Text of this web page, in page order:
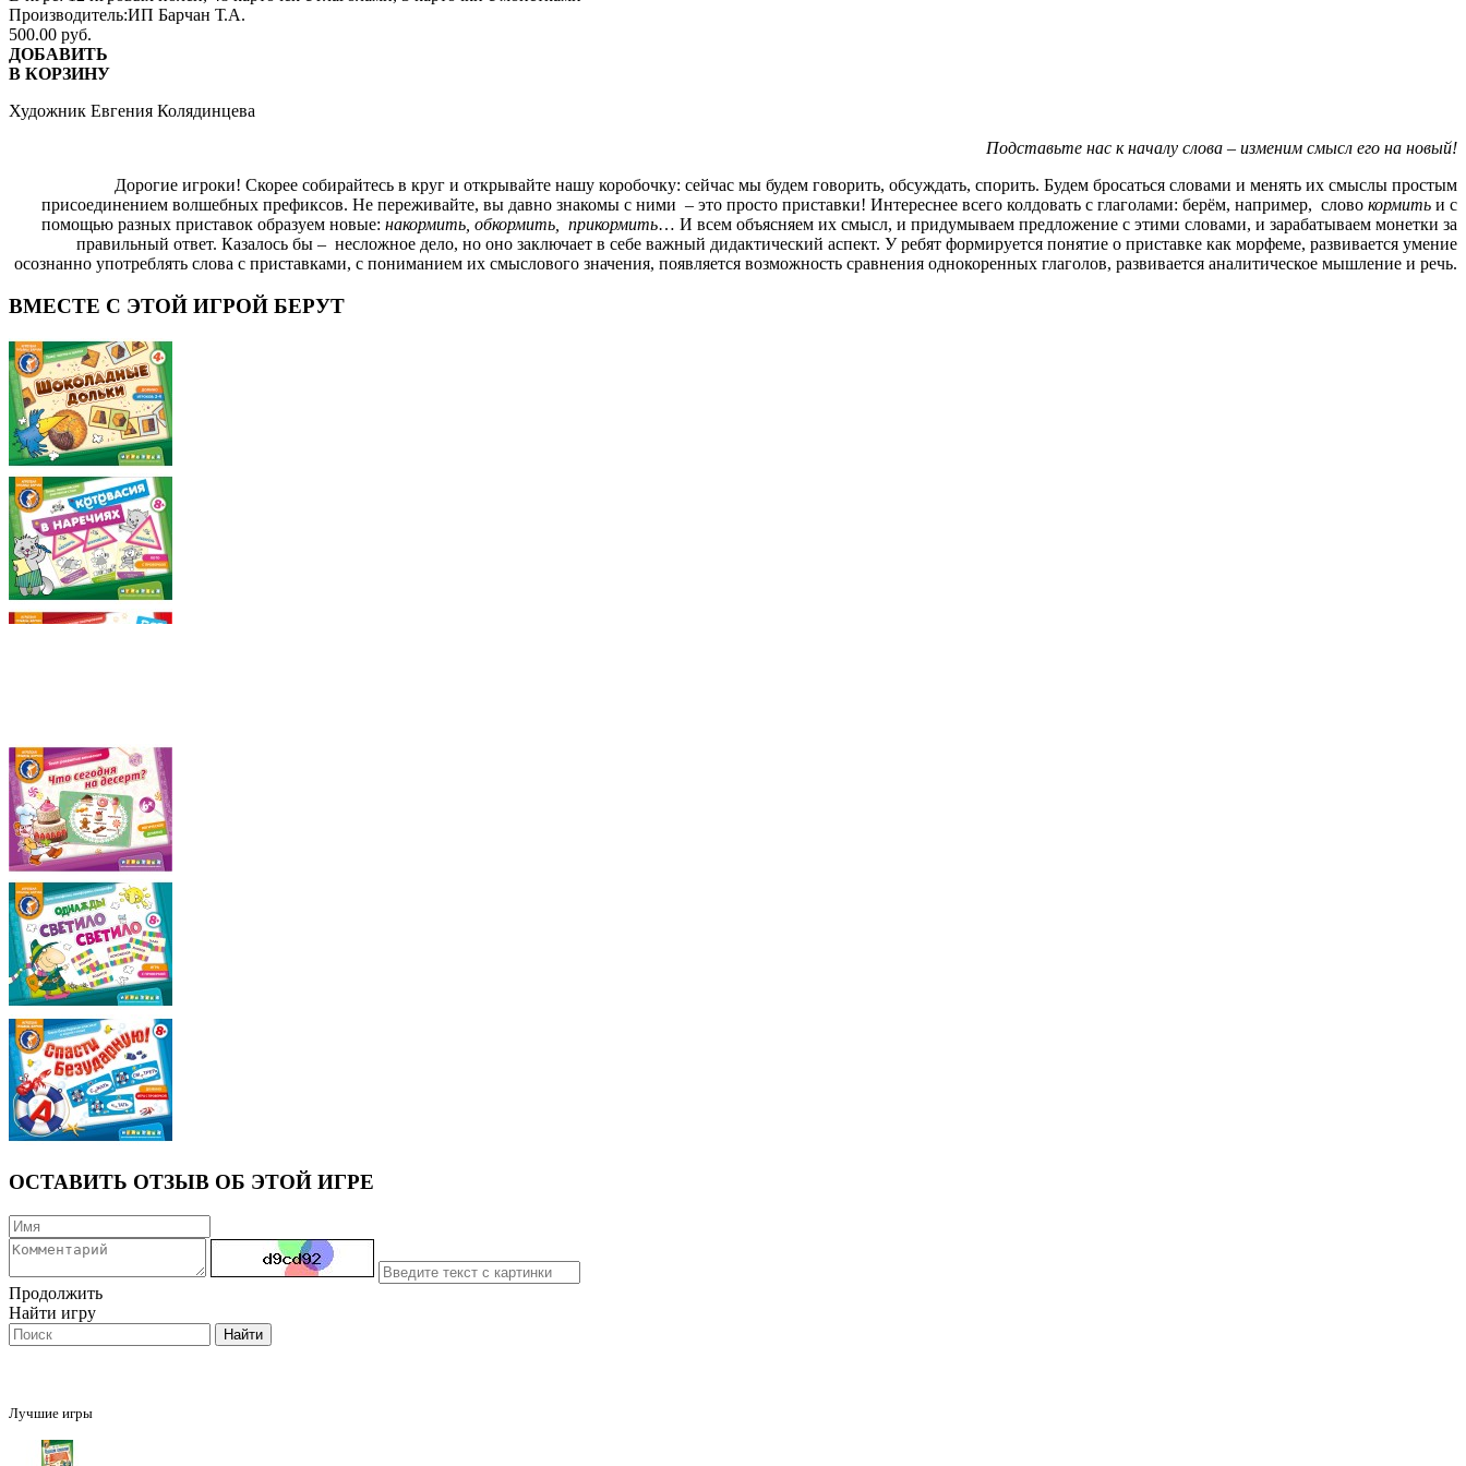
Производитель:ИП Барчан Т.А.
500.00 руб.
ДОБАВИТЬ
В КОРЗИНУ
Художник Евгения Колядинцева
Подставьте нас к началу слова – изменим смысл его на новый!
Дорогие игроки! Скорее собирайтесь в круг и открывайте нашу коробочку: сейчас мы будем говорить, обсуждать, спорить. Будем бросаться словами и менять их смыслы простым
присоединением волшебных префиксов. Не переживайте, вы давно знакомы с ними – это просто приставки! Интереснее всего колдовать с глаголами: берём, например, слово кормить и с
помощью разных приставок образуем новые: накормить, обкормить, прикормить… И всем объясняем их смысл, и придумываем предложение с этими словами, и зарабатываем монетки за
правильный ответ. Казалось бы – несложное дело, но оно заключает в себе важный дидактический аспект. У ребят формируется понятие о приставке как морфеме, развивается умение
осознанно употреблять слова с приставками, с пониманием их смыслового значения, появляется возможность сравнения однокоренных глаголов, развивается аналитическое мышление и речь.
ВМЕСТЕ С ЭТОЙ ИГРОЙ БЕРУТ
ОСТАВИТЬ ОТЗЫВ ОБ ЭТОЙ ИГРЕ
Продолжить
Найти игру
Лучшие игры